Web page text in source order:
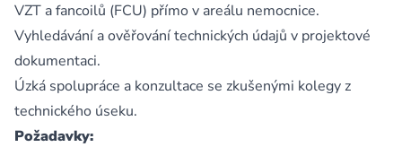
VZT a fancoilů (FCU) přímo v areálu nemocnice.
Vyhledávání a ověřování technických údajů v projektové
dokumentaci.
Úzká spolupráce a konzultace se zkušenými kolegy z
technického úseku.
Požadavky: